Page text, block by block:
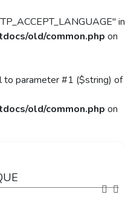
in
old/common.php on
to parameter #1 ($string) of
old/common.php on